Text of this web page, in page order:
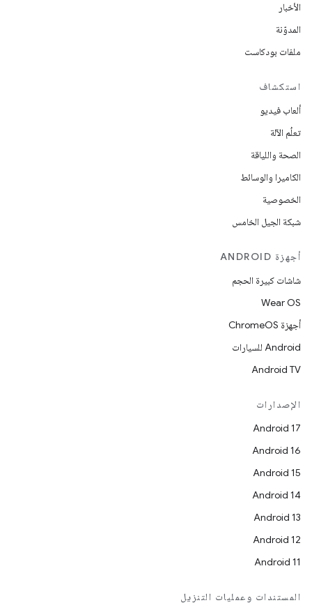
الأخبار
المدوّنة
ملفات بودكاست
استكشاف
ألعاب فيديو
تعلُم الآلة
الصحة واللياقة
الكاميرا والوسائط
الخصوصية
شبكة الجيل الخامس
أجهزة ANDROID
شاشات كبيرة الحجم
Wear OS
أجهزة ChromeOS
Android للسيارات
Android TV
الإصدارات
Android 17
Android 16
Android 15
Android 14
Android 13
Android 12
Android 11
المستندات وعمليات التنزيل